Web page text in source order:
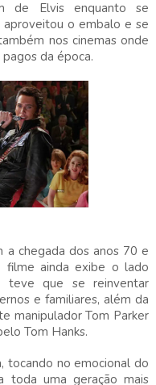
de Elvis enquanto se
o embalo e se
nos cinemas onde
da época.
a chegada dos anos 70 e
filme ainda exibe o lado
que se reinventar
e familiares, além da
manipulador Tom Parker
Tom Hanks.
tocando no emocional do
toda uma geração mais